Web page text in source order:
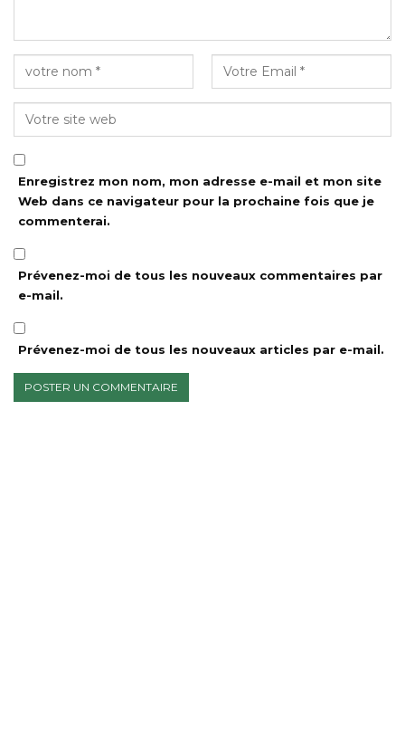
Enregistrez mon nom, mon adresse e-mail et mon site
Web dans ce navigateur pour la prochaine fois que je
commenterai.
Prévenez-moi de tous les nouveaux commentaires par
e-mail.
Prévenez-moi de tous les nouveaux articles par e-mail.